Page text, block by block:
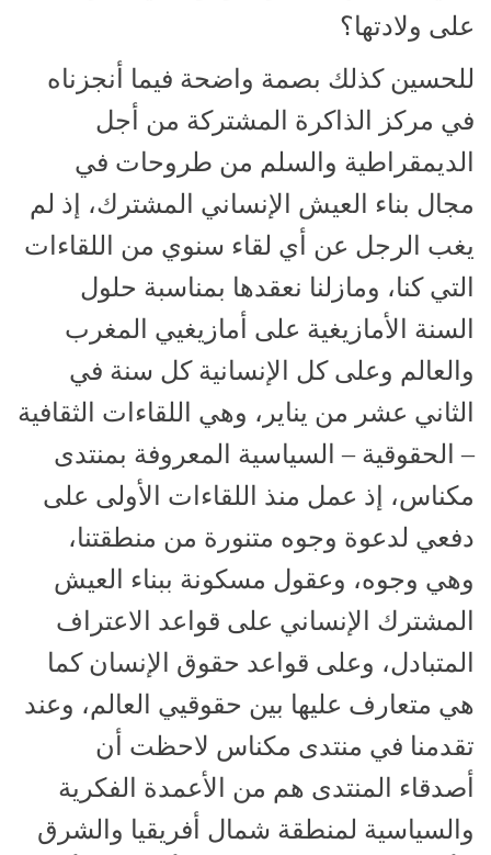
على ولادتها؟
للحسين كذلك بصمة واضحة فيما أنجزناه
في مركز الذاكرة المشتركة من أجل
الديمقراطية والسلم من طروحات في
مجال بناء العيش الإنساني المشترك، إذ لم
يغب الرجل عن أي لقاء سنوي من اللقاءات
التي كنا، ومازلنا نعقدها بمناسبة حلول
السنة الأمازيغية على أمازيغيي المغرب
والعالم وعلى كل الإنسانية كل سنة في
الثاني عشر من يناير، وهي اللقاءات الثقافية
– الحقوقية – السياسية المعروفة بمنتدى
مكناس، إذ عمل منذ اللقاءات الأولى على
دفعي لدعوة وجوه متنورة من منطقتنا،
وهي وجوه، وعقول مسكونة ببناء العيش
المشترك الإنساني على قواعد الاعتراف
المتبادل، وعلى قواعد حقوق الإنسان كما
هي متعارف عليها بين حقوقيي العالم، وعند
تقدمنا في منتدى مكناس لاحظت أن
أصدقاء المنتدى هم من الأعمدة الفكرية
والسياسية لمنطقة شمال أفريقيا والشرق